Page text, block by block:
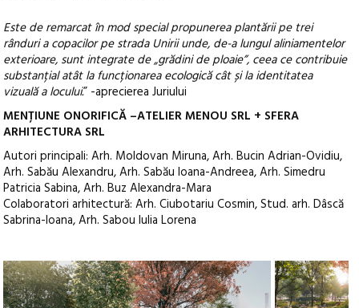
Este de remarcat în mod special propunerea plantării pe trei
rânduri a copacilor pe strada Unirii unde, de-a lungul aliniamentelor
exterioare, sunt integrate de „grădini de ploaie”, ceea ce contribuie
substanțial atât la funcționarea ecologică cât și la identitatea
vizuală a locului.” -aprecierea Juriului
MENȚIUNE ONORIFICĂ –ATELIER MENOU SRL + SFERA
ARHITECTURA SRL
Autori principali: Arh. Moldovan Miruna, Arh. Bucin Adrian-Ovidiu,
Arh. Sabău Alexandru, Arh. Sabău Ioana-Andreea, Arh. Simedru
Patricia Sabina, Arh. Buz Alexandra-Mara
Colaboratori arhitectură: Arh. Ciubotariu Cosmin, Stud. arh. Dâscă
Sabrina-Ioana, Arh. Sabou Iulia Lorena